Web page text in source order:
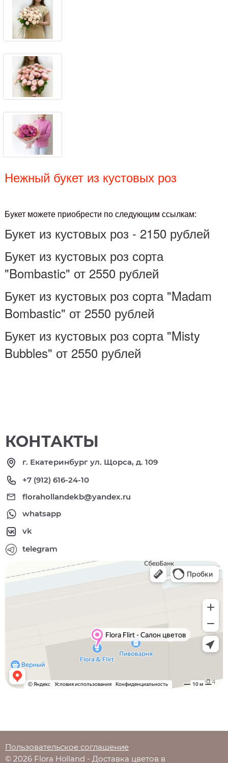
Нежный букет из кустовых роз
Букет можете приобрести по следующим ссылкам:
Букет из кустовых роз - 2150 рублей
Букет из кустовых роз сорта
"Bombastic" от 2550 рублей
Букет из кустовых роз сорта "Madam
Bombastic" от 2550 рублей
Букет из кустовых роз сорта "Misty
Bubbles" от 2550 рублей
КОНТАКТЫ
г. Екатеринбург ул. Щорса, д. 109
+7 (912) 616-24-10
florahollandekb@yandex.ru
whatsapp
vk
telegram
Пользовательское соглашение
© 2026 Flora Holland - Доставка цветов в